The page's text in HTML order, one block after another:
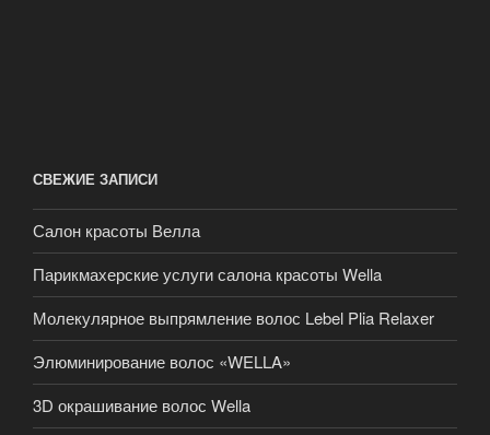
СВЕЖИЕ ЗАПИСИ
Салон красоты Велла
Парикмахерские услуги салона красоты Wella
Молекулярное выпрямление волос Lebel Plia Relaxer
Элюминирование волос «WELLA»
3D окрашивание волос Wella